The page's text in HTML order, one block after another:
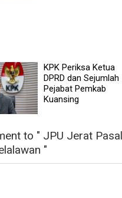
KPK Periksa Ketua
DPRD dan Sejumlah
Pejabat Pemkab
Kuansing
to " JPU Jerat
"